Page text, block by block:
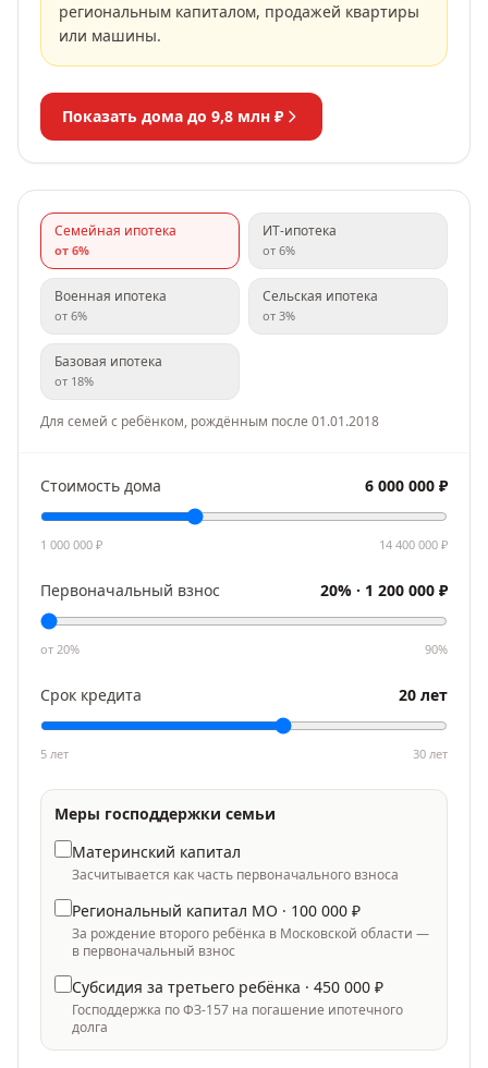
региональным капиталом, продажей квартиры
или машины.
Показать дома до 9,8 млн ₽
Семейная ипотека
от 6%
ИТ-ипотека
от 6%
Военная ипотека
от 6%
Сельская ипотека
от 3%
Базовая ипотека
от 18%
Для семей с ребёнком, рождённым после 01.01.2018
Стоимость дома 6 000 000 ₽
1 000 000 ₽ 14 400 000 ₽
Первоначальный взнос 20% · 1 200 000 ₽
от 20% 90%
Срок кредита 20 лет
5 лет 30 лет
Меры господдержки семьи
Материнский капитал
Засчитывается как часть первоначального взноса
Региональный капитал МО · 100 000 ₽
За рождение второго ребёнка в Московской области —
в первоначальный взнос
Субсидия за третьего ребёнка · 450 000 ₽
Господдержка по ФЗ-157 на погашение ипотечного
долга